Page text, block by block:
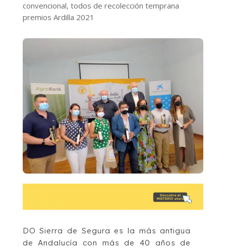
convencional, todos de recolección temprana
premios Ardilla 2021
DO Sierra de Segura es la más antigua
de Andalucía con más de 40 años de